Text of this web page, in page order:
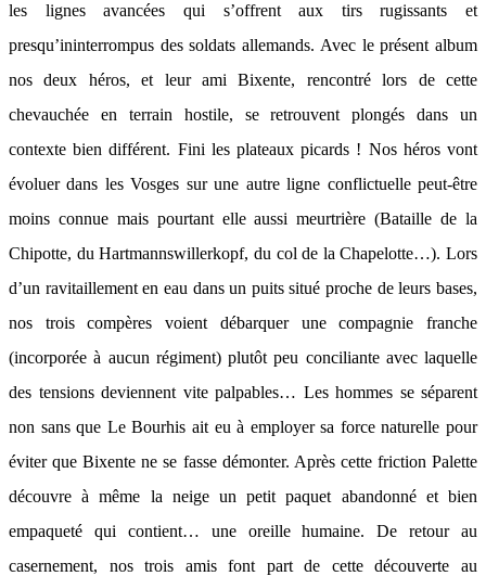
les lignes avancées qui s’offrent aux tirs rugissants et
presqu’ininterrompus des soldats allemands. Avec le présent album
nos deux héros, et leur ami Bixente, rencontré lors de cette
chevauchée en terrain hostile, se retrouvent plongés dans un
contexte bien différent. Fini les plateaux picards ! Nos héros vont
évoluer dans les Vosges sur une autre ligne conflictuelle peut-être
moins connue mais pourtant elle aussi meurtrière (Bataille de la
Chipotte, du Hartmannswillerkopf, du col de la Chapelotte…). Lors
d’un ravitaillement en eau dans un puits situé proche de leurs bases,
nos trois compères voient débarquer une compagnie franche
(incorporée à aucun régiment) plutôt peu conciliante avec laquelle
des tensions deviennent vite palpables… Les hommes se séparent
non sans que Le Bourhis ait eu à employer sa force naturelle pour
éviter que Bixente ne se fasse démonter. Après cette friction Palette
découvre à même la neige un petit paquet abandonné et bien
empaqueté qui contient… une oreille humaine. De retour au
casernement, nos trois amis font part de cette découverte au